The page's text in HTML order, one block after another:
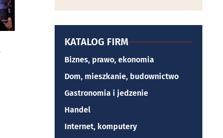
KATALOG FIRM
Biznes, prawo, ekonomia
Dom, mieszkanie, budownictwo
Gastronomia i jedzenie
Handel
Internet, komputery